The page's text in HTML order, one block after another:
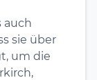
auch
sie über
um die